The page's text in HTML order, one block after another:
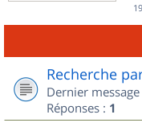
Recherche
Dernier
Réponses : 1